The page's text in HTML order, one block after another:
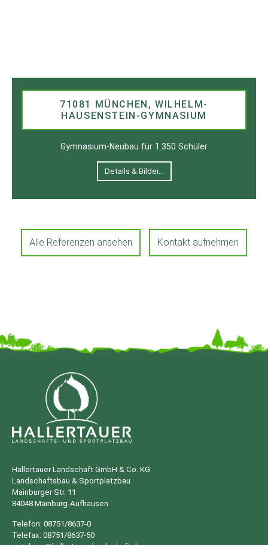
71081 MÜNCHEN, WILHELM-
HAUSENSTEIN-GYMNASIUM
Gymnasium-Neubau für 1.350 Schüler
Details & Bilder...
Alle Referenzen ansehen Kontakt aufnehmen
Hallertauer Landschaft GmbH & Co. KG
Landschaftsbau & Sportplatzbau
Mainburger Str. 11
84048 Mainburg-Aufhausen
Telefon: 08751/8637-0
Telefax: 08751/8637-50